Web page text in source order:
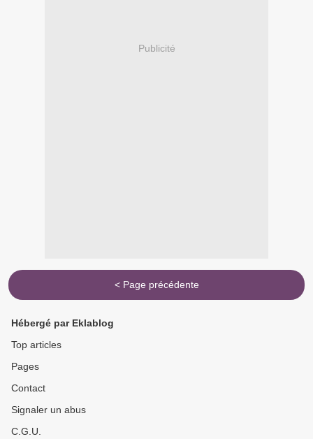
Publicité
< Page précédente
Hébergé par Eklablog
Top articles
Pages
Contact
Signaler un abus
C.G.U.